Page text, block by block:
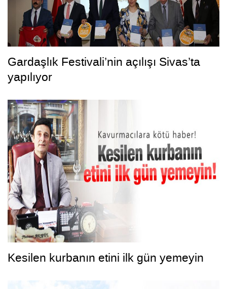
Gardaşlık Festivali’nin açılışı Sivas’ta
yapılıyor
Kesilen kurbanın etini ilk gün yemeyin